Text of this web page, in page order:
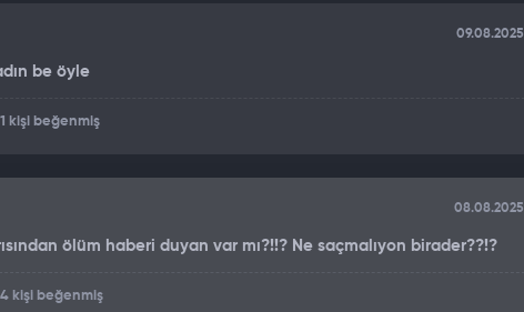
09.08.2025
be öyle
kişi beğenmiş
08.08.2025
ölüm haberi duyan var mı?!!? Ne saçmalıyon birader??!?
kişi beğenmiş